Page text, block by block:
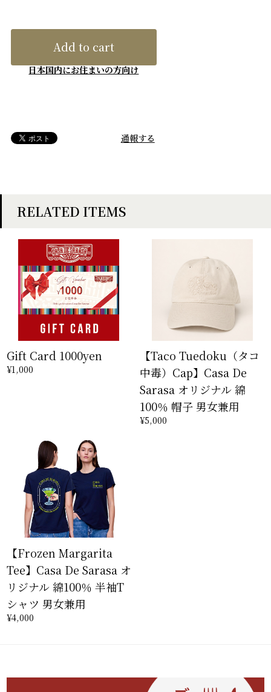
Add to cart
日本国内にお住まいの方向け
通報する
RELATED ITEMS
Gift Card 1000yen
¥1,000
【Taco Tuedoku（タコ
中毒）Cap】Casa De
Sarasa オリジナル 綿
100％ 帽子 男女兼用
¥5,000
【Frozen Margarita
Tee】Casa De Sarasa オ
リジナル 綿100％ 半袖T
シャツ 男女兼用
¥4,000